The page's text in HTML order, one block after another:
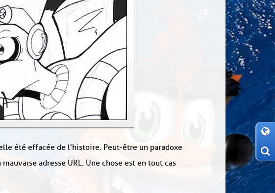
été effacée de l'histoire. Peut-être un paradoxe
adresse URL. Une chose est en tout cas